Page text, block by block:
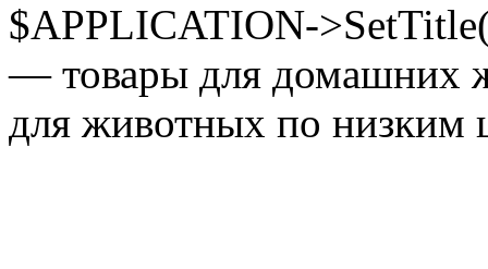
$APPLICATION-
— товары для домашних
для животных по низким